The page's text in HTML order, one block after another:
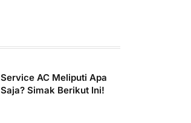
Service AC Meliputi Apa
Saja? Simak Berikut Ini!